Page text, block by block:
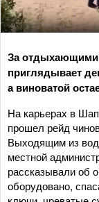
За отдыхающими
приглядывает
а виноватой
На карьерах в
прошел рейд
Выходящим из
местной
рассказывали об
оборудовано,